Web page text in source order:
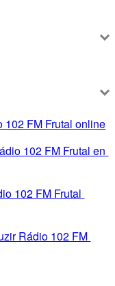
102 FM Frutal online
102 FM Frutal en
102 FM Frutal
Rádio 102 FM